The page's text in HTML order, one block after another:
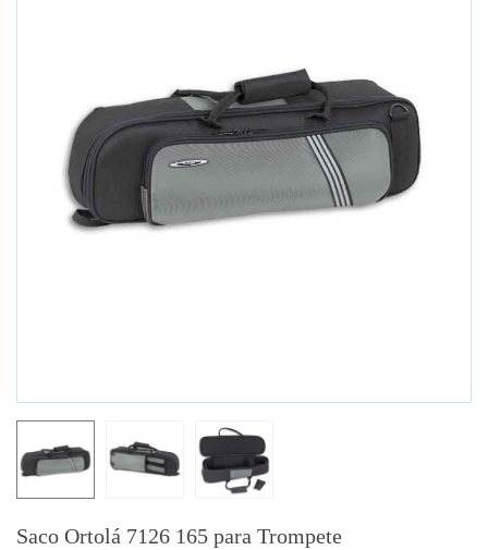
Saco Ortolá 7126 165 para Trompete